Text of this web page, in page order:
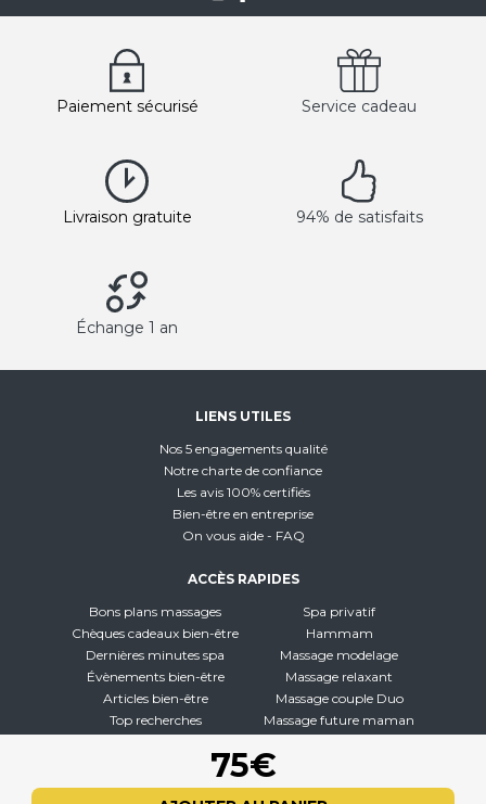
75€
Paiement sécurisé Service cadeau
Livraison gratuite 94% de satisfaits
Échange 1 an
LIENS UTILES
Nos 5 engagements qualité
Notre charte de confiance
Les avis 100% certifiés
Bien-être en entreprise
On vous aide - FAQ
ACCÈS RAPIDES
Bons plans massages
Chèques cadeaux bien-être
Dernières minutes spa
Évènements bien-être
Articles bien-être
Top recherches
Spa privatif
Hammam
Massage modelage
Massage relaxant
Massage couple Duo
Massage future maman